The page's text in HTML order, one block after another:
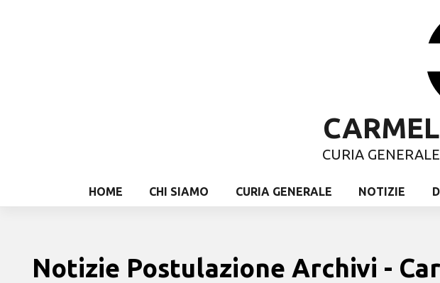
CURIA
HOME CHI SIAMO CURIA GENERALE NOTIZIE
Notizie Postulazione Archivi -